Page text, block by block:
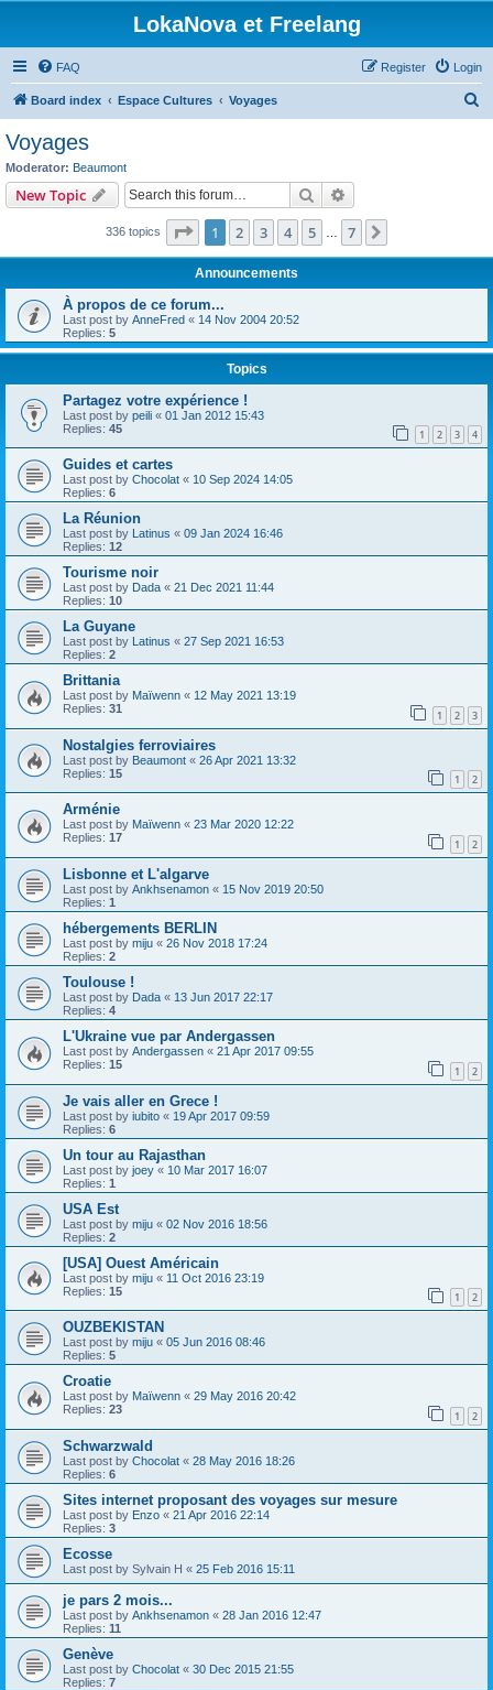
LokaNova et Freelang
FAQ Login
Register
Board index Espace Cultures Voyages
Voyages
Moderator: Beaumont
New Topic Search
336 topics Page 1of 7
1 2 3 4 5 7
Announcements
À propos de ce forum...
Last post by AnneFred « 14 Nov 2004 20:52
Replies: 5
Topics
Partagez votre expérience !
Last post by peili « 01 Jan 2012 15:43
Replies: 45 1 2 3 4
Guides et cartes
Last post by Chocolat « 10 Sep 2024 14:05
Replies: 6
La Réunion
Last post by Latinus « 09 Jan 2024 16:46
Replies: 12
Tourisme noir
Last post by Dada « 21 Dec 2021 11:44
Replies: 10
La Guyane
Last post by Latinus « 27 Sep 2021 16:53
Replies: 2
Brittania
Last post by Maïwenn « 12 May 2021 13:19
Replies: 31 1 2 3
Nostalgies ferroviaires
Last post by Beaumont « 26 Apr 2021 13:32
Replies: 15 1 2
Arménie
Last post by Maïwenn « 23 Mar 2020 12:22
Replies: 17 1 2
Lisbonne et L'algarve
Last post by Ankhsenamon « 15 Nov 2019 20:50
Replies: 1
hébergements BERLIN
Last post by miju « 26 Nov 2018 17:24
Replies: 2
Toulouse !
Last post by Dada « 13 Jun 2017 22:17
Replies: 4
L'Ukraine vue par Andergassen
Last post by Andergassen « 21 Apr 2017 09:55
Replies: 15 1 2
Je vais aller en Grece !
Last post by iubito « 19 Apr 2017 09:59
Replies: 6
Un tour au Rajasthan
Last post by joey « 10 Mar 2017 16:07
Replies: 1
USA Est
Last post by miju « 02 Nov 2016 18:56
Replies: 2
[USA] Ouest Américain
Last post by miju « 11 Oct 2016 23:19
Replies: 15 1 2
OUZBEKISTAN
Last post by miju « 05 Jun 2016 08:46
Replies: 5
Croatie
Last post by Maïwenn « 29 May 2016 20:42
Replies: 23 1 2
Schwarzwald
Last post by Chocolat « 28 May 2016 18:26
Replies: 6
Sites internet proposant des voyages sur mesure
Last post by Enzo « 21 Apr 2016 22:14
Replies: 3
Ecosse
Last post by Sylvain H « 25 Feb 2016 15:11
je pars 2 mois...
Last post by Ankhsenamon « 28 Jan 2016 12:47
Replies: 11
Genève
Last post by Chocolat « 30 Dec 2015 21:55
Replies: 7